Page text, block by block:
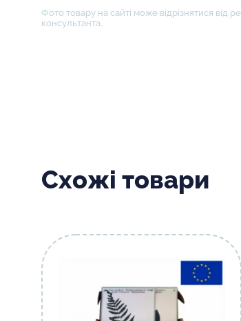
Фото товару на сайті може відрізнятися від
консультанта.
Схожі товари